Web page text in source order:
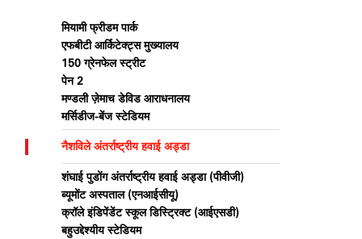
मियामी फ्रीडम पार्क
एफबीटी आर्किटेक्ट्स मुख्यालय
150 ग्रेनफेल स्ट्रीट
पेन 2
मण्डली ज़ेमाच डेविड आराधनालय
मर्सिडीज-बेंज स्टेडियम
नैशविले अंतर्राष्ट्रीय हवाई अड्डा
शंघाई पुडोंग अंतर्राष्ट्रीय हवाई अड्डा (पीवीजी)
ब्यूमोंट अस्पताल (एनआईसीयू)
क्रॉले इंडिपेंडेंट स्कूल डिस्ट्रिक्ट (आईएसडी)
बहुउद्देश्यीय स्टेडियम